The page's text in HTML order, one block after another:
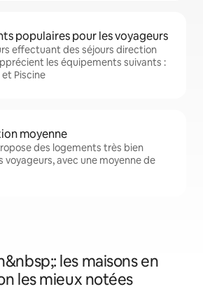
populaires pour les voyageurs
effectuant des séjours direction
les équipements suivants :
Piscine
moyenne
des logements très bien
voyageurs, avec une moyenne de
les maisons en
les mieux notées